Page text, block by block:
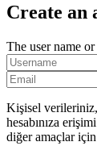
Create an
The user name
Kişisel
hesabınıza
diğer amaçlar için